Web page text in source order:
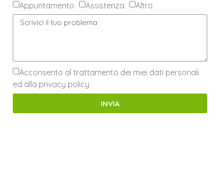
Appuntamento
Assistenza Altro
Acconsento al trattamento dei miei dati personali
ed alla privacy policy
INVIA